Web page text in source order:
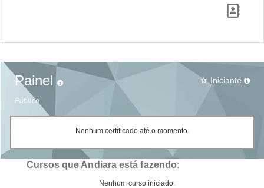
Painel
Público
star_border Iniciante
Nenhum certificado até o momento.
Cursos que Andiara está fazendo:
Nenhum curso iniciado.